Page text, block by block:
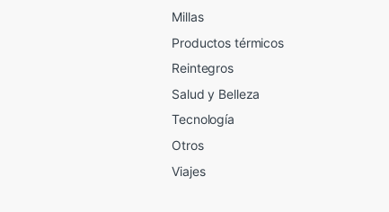
Millas
Productos térmicos
Reintegros
Salud y Belleza
Tecnología
Otros
Viajes